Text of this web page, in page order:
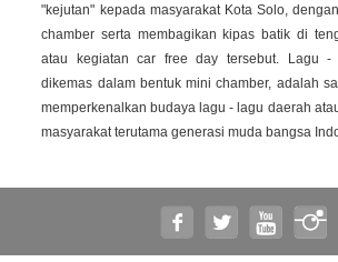
"kejutan" kepada masyarakat Kota Solo,
chamber serta membagikan kipas batik di
atau kegiatan car free day tersebut. Lagu -
dikemas dalam bentuk mini chamber, adalah
memperkenalkan budaya lagu - lagu daerah
masyarakat terutama generasi muda bangsa